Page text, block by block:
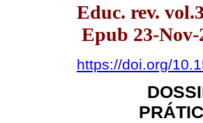
Educ. rev.
Epub 23-Nov-
https://doi.org/